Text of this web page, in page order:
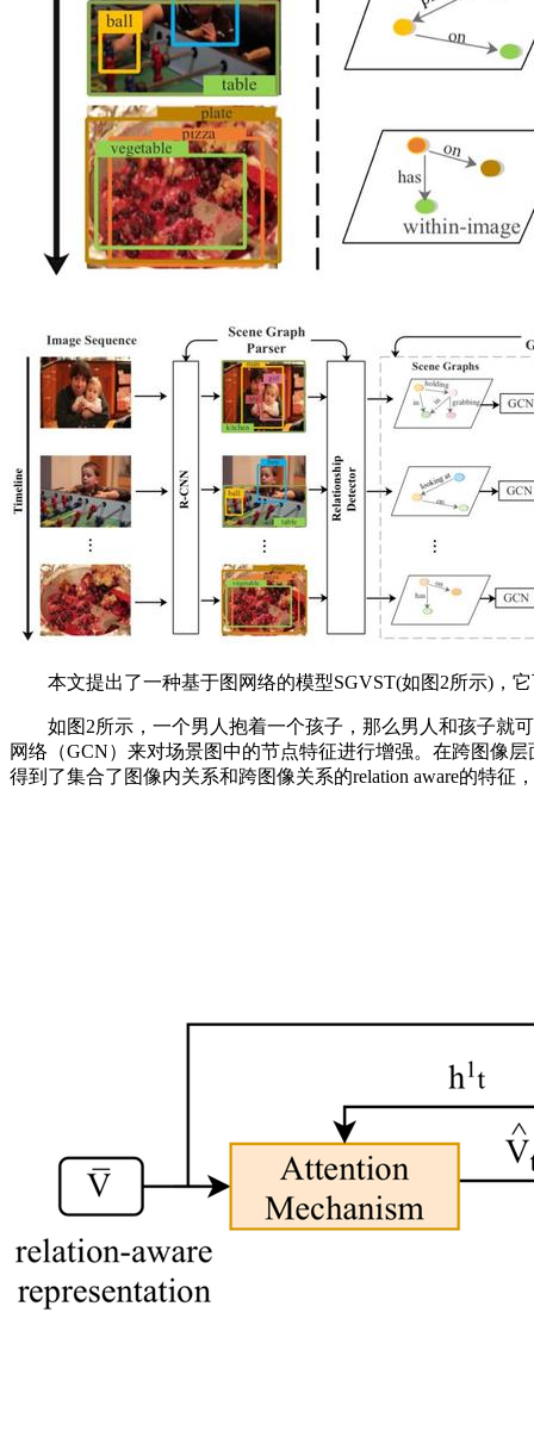
本文提出了一种基于图网络的模型SGVST(如图2所示)，
如图2所示，一个男人抱着一个孩子，那么男人和孩子就可
网络（GCN）来对场景图中的节点特征进行增强。在跨图像
得到了集合了图像内关系和跨图像关系的relation aware的特征